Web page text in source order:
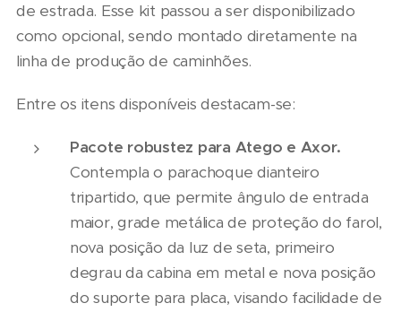
de estrada. Esse kit passou a ser disponibilizado
como opcional, sendo montado diretamente na
linha de produção de caminhões.
Entre os itens disponíveis destacam-se:
Pacote robustez para Atego e Axor.
Contempla o parachoque dianteiro
tripartido, que permite ângulo de entrada
maior, grade metálica de proteção do farol,
nova posição da luz de seta, primeiro
degrau da cabina em metal e nova posição
do suporte para placa, visando facilidade de